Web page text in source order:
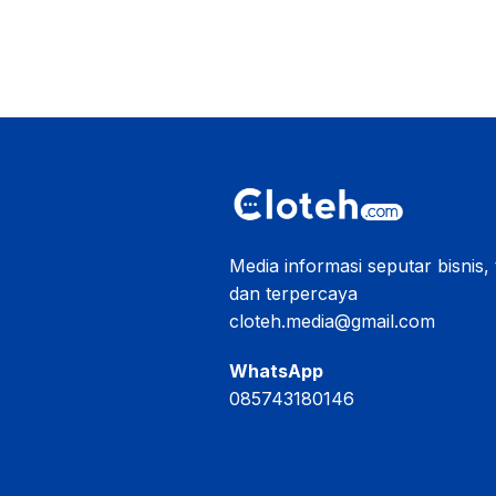
Media informasi seputar
dan terpercaya
cloteh.media@gmail.com
WhatsApp
085743180146